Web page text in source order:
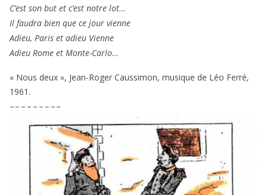
C’est son but et c’est notre lot…
Il fau­dra bien que ce jour vienne
Adieu, Paris et adieu Vienne
Adieu Rome et Monte-Carlo…
« Nous deux », Jean-Roger Caussimon, musique de Léo Ferré,
1961 .
– – – – – – – – –